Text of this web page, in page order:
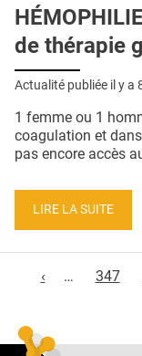
de thérapie
Actualité publiée il y a
1 femme ou 1
coagulation et
pas encore accès
LIRE LA SUITE
‹
… 347